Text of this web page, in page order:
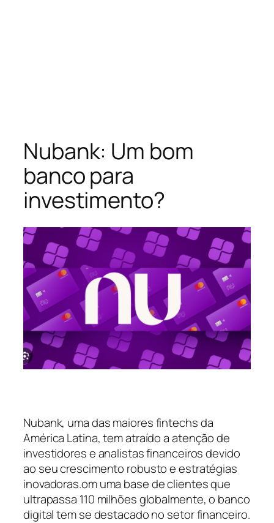
Nubank: Um bom
banco para
investimento?
Nubank, uma das maiores fintechs da
América Latina, tem atraído a atenção de
investidores e analistas financeiros devido
ao seu crescimento robusto e estratégias
inovadoras.om uma base de clientes que
ultrapassa 110 milhões globalmente, o banco
digital tem se destacado no setor financeiro.